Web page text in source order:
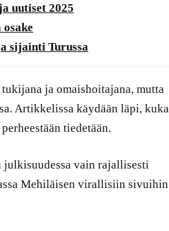
uutiset 2025
sijainti Turussa
ja omaishoitajana, mutta
Artikkelissa käydään läpi, kuka
tiedetään.
julkisuudessa vain rajallisesti
Mehiläisen virallisiin sivuihin